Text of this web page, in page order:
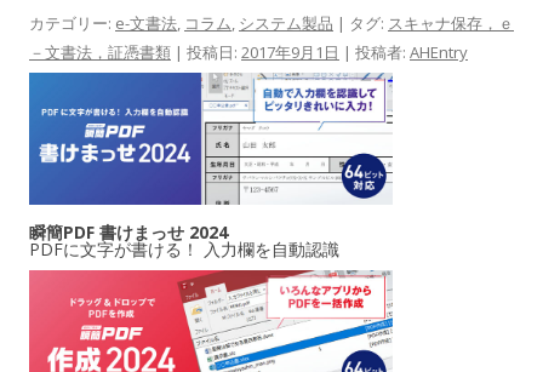
カテゴリー: e-文書法, コラム, システム製品 | タグ: スキャナ保存，ｅ
－文書法，証憑書類 | 投稿日: 2017年9月1日 | 投稿者: AHEntry
瞬簡PDF 書けまっせ 2024
PDFに文字が書ける！ 入力欄を自動認識